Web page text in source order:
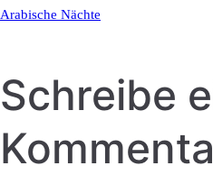
Arabische Nächte
Schreibe